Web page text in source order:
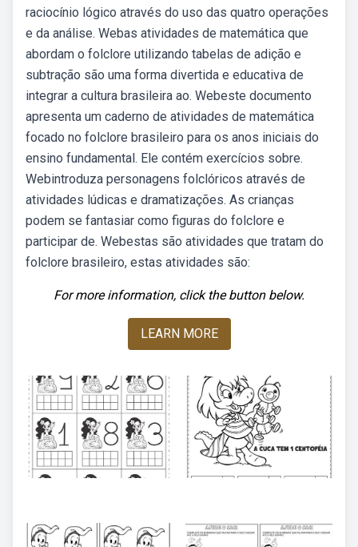
raciocínio lógico através do uso das quatro operações
e da análise. Webas atividades de matemática que
abordam o folclore utilizando tabelas de adição e
subtração são uma forma divertida e educativa de
integrar a cultura brasileira ao. Webeste documento
apresenta um caderno de atividades de matemática
focado no folclore brasileiro para os anos iniciais do
ensino fundamental. Ele contém exercícios sobre.
Webintroduza personagens folclóricos através de
atividades lúdicas e dramatizações. As crianças
podem se fantasiar como figuras do folclore e
participar de. Webestas são atividades que tratam do
folclore brasileiro, estas atividades são:
For more information, click the button below.
LEARN MORE